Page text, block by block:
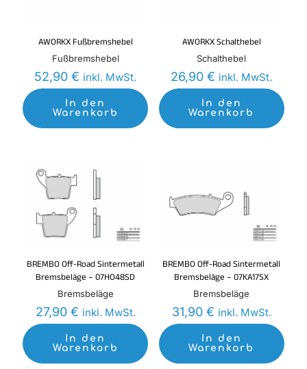
AWORKX Fußbremshebel
Fußbremshebel
52,90€ inkl. MwSt.
In den
Warenkorb
AWORKX Schalthebel
Schalthebel
26,90€ inkl. MwSt.
In den
Warenkorb
BREMBO Off-Road Sintermetall
Bremsbeläge – 07HO48SD
Bremsbeläge
27,90 € inkl. MwSt.
In den
Warenkorb
BREMBO Off-Road Sintermetall
Bremsbeläge – 07KA17SX
Bremsbeläge
31,90 € inkl. MwSt.
In den
Warenkorb